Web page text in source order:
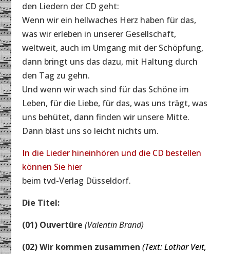
den Liedern der CD geht:
Wenn wir ein hellwaches Herz haben für das,
was wir erleben in unserer Gesellschaft,
weltweit, auch im Umgang mit der Schöpfung,
dann bringt uns das dazu, mit Haltung durch
den Tag zu gehn.
Und wenn wir wach sind für das Schöne im
Leben, für die Liebe, für das, was uns trägt, was
uns behütet, dann finden wir unsere Mitte.
Dann bläst uns so leicht nichts um.
In die Lieder hineinhören und die CD bestellen
können Sie hier
beim tvd-Verlag Düsseldorf.
Die Titel:
(01) Ouvertüre (Valentin Brand)
(02) Wir kommen zusammen (Text: Lothar Veit,